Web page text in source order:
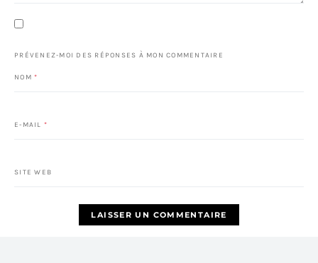
PRÉVENEZ-MOI DES RÉPONSES À MON COMMENTAIRE
NOM *
E-MAIL *
SITE WEB